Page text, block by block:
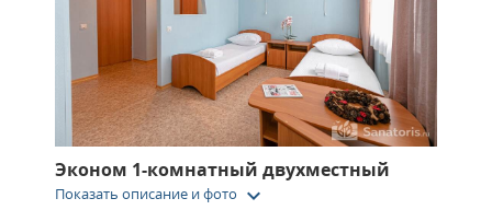
Эконом 1-комнатный двухместный
Показать описание и фото keyboard_arrow_down